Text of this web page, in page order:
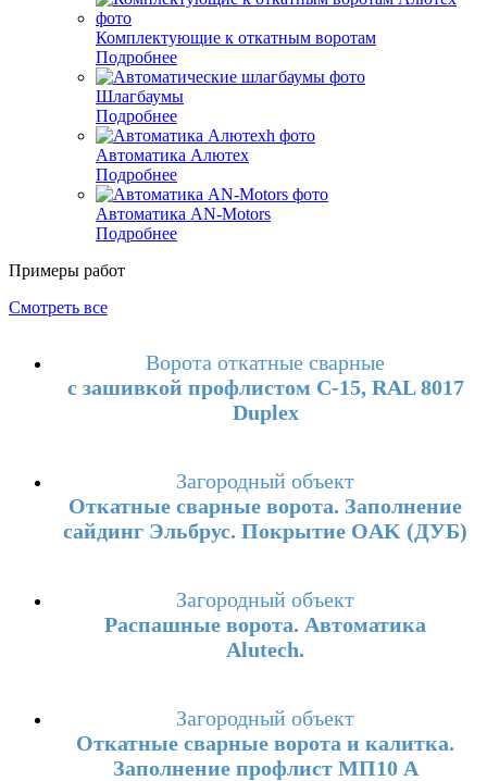
Комплектующие к откатным воротам
Подробнее
Шлагбаумы
Подробнее
Автоматика Алютех
Подробнее
Автоматика AN-Motors
Подробнее
Примеры работ
Смотреть все
Ворота откатные сварные
с зашивкой профлистом С-15, RAL 8017
Duplex
Загородный объект
Откатные сварные ворота. Заполнение
сайдинг Эльбрус. Покрытие OAK (ДУБ)
Загородный объект
Распашные ворота. Автоматика
Alutech.
Загородный объект
Откатные сварные ворота и калитка.
Заполнение профлист МП10 А